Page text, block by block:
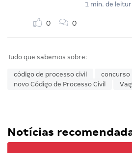
1 min. de
0 0
Tudo que sabemos sobre:
código de processo civil concurso
novo Código de Processo Civil
Notícias